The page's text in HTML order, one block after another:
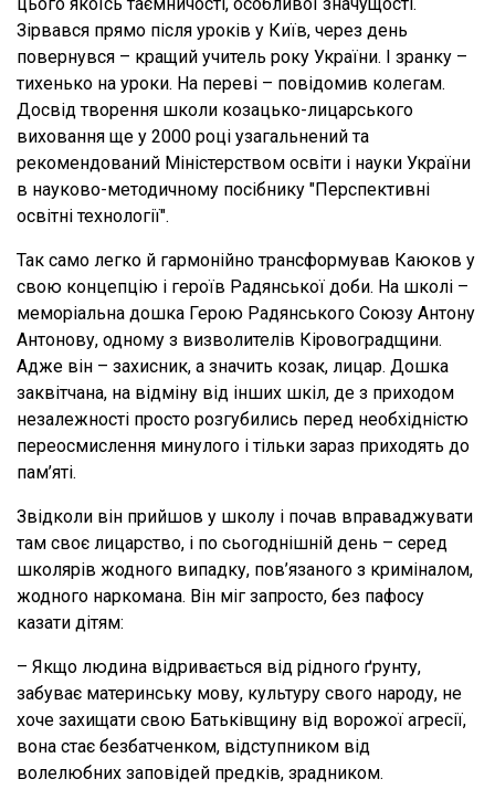
цього якоїсь таємничості, особливої значущості.
Зірвався прямо після уроків у Київ, через день
повернувся – кращий учитель року України. І зранку –
тихенько на уроки. На переві – повідомив колегам.
Досвід творення школи козацько-лицарського
виховання ще у 2000 році узагальнений та
рекомендований Міністерством освіти і науки України
в науково-методичному посібнику "Перспективні
освітні технології".
Так само легко й гармонійно трансформував Каюков у
свою концепцію і героїв Радянської доби. На школі –
меморіальна дошка Герою Радянського Союзу Антону
Антонову, одному з визволителів Кіровоградщини.
Адже він – захисник, а значить козак, лицар. Дошка
заквітчана, на відміну від інших шкіл, де з приходом
незалежності просто розгубились перед необхідністю
переосмислення минулого і тільки зараз приходять до
пам’яті.
Звідколи він прийшов у школу і почав вправаджувати
там своє лицарство, і по сьогоднішній день – серед
школярів жодного випадку, пов’язаного з криміналом,
жодного наркомана. Він міг запросто, без пафосу
казати дітям:
– Якщо людина відривається від рідного ґрунту,
забуває материнську мову, культуру свого народу, не
хоче захищати свою Батьківщину від ворожої агресії,
вона стає безбатченком, відступником від
волелюбних заповідей предків, зрадником.